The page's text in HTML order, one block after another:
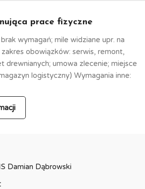
prace fizyczne
wymagań; mile widziane upr. na
obowiązków: serwis, remont,
drewnianych; umowa zlecenie; miejsce
logistyczny) Wymagania inne:
Damian Dąbrowski